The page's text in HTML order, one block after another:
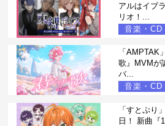
アルはイブ
リオ！...
音楽・CD
「AMPTAK
歌』MVMが
バ...
音楽・CD
「すとぷり
日！ 新曲『